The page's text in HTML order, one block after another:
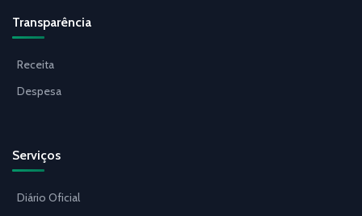
Transparência
Receita
Despesa
Serviços
Diário Oficial